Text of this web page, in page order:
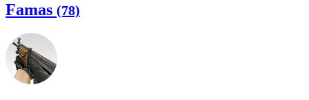
Famas (78)